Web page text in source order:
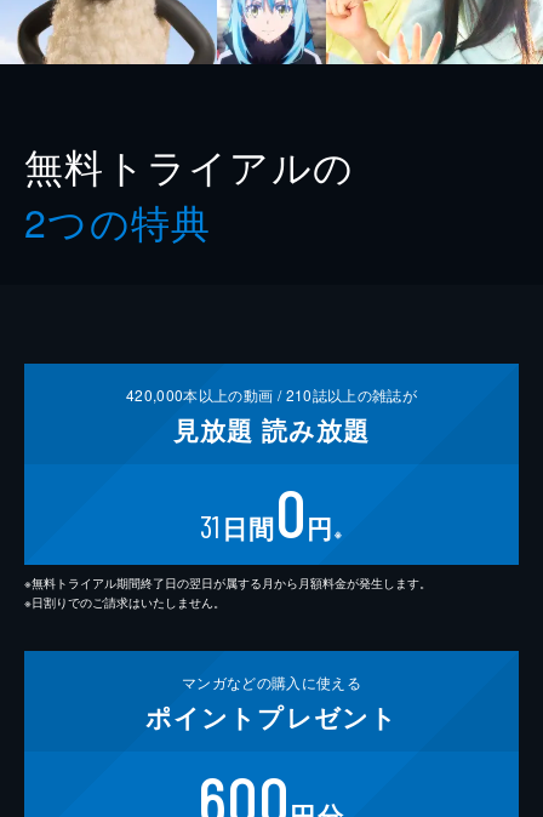
無料トライアルの
2つの特典
420,000本以上の動画 /210誌以上の雑誌が
見放題 読み放題
31 日間0円 ※
※無料トライアル期間終了日の翌日が属する月から月額料金が発生します。
※日割りでのご請求はいたしません。
マンガなどの購入に使える
ポイント プレゼント
600